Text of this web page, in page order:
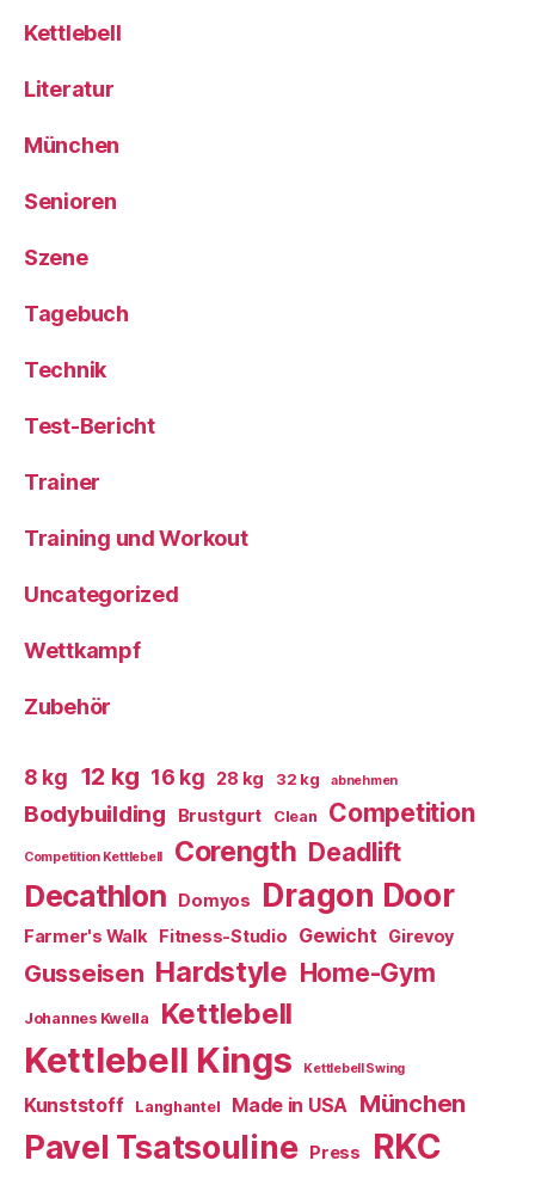
Kettlebell
Literatur
München
Senioren
Szene
Tagebuch
Technik
Test-Bericht
Trainer
Training und Workout
Uncategorized
Wettkampf
Zubehör
8 kg 12 kg 16 kg 28 kg 32 kg abnehmen
Bodybuilding Brustgurt Clean Competition
Competition Kettlebell Corength Deadlift
Decathlon Domyos Dragon Door
Farmer's Walk Fitness-Studio Gewicht Girevoy
Gusseisen Hardstyle Home-Gym
Johannes Kwella Kettlebell
Kettlebell Kings Kettlebell Swing
Kunststoff Langhantel Made in USA München
Pavel Tsatsouline Press RKC